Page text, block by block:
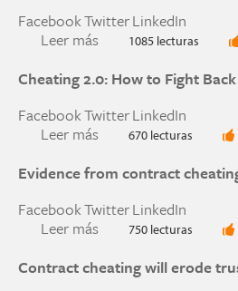
FacebookTwitterLinkedIn
Leer más sobre Webinar -
1085 lecturas
Cheating 2.0: How to Fight
FacebookTwitterLinkedIn
Leer más sobre Cheating 2.0:
670 lecturas
Evidence from contract
FacebookTwitterLinkedIn
Leer más sobre Evidence
750 lecturas
Contract cheating will erode